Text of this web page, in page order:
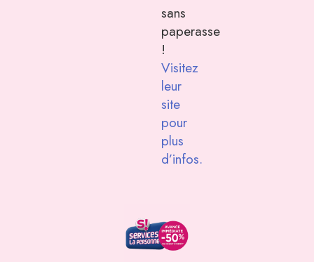
sans
paperasse
!
Visitez
leur
site
pour
plus
d’infos.